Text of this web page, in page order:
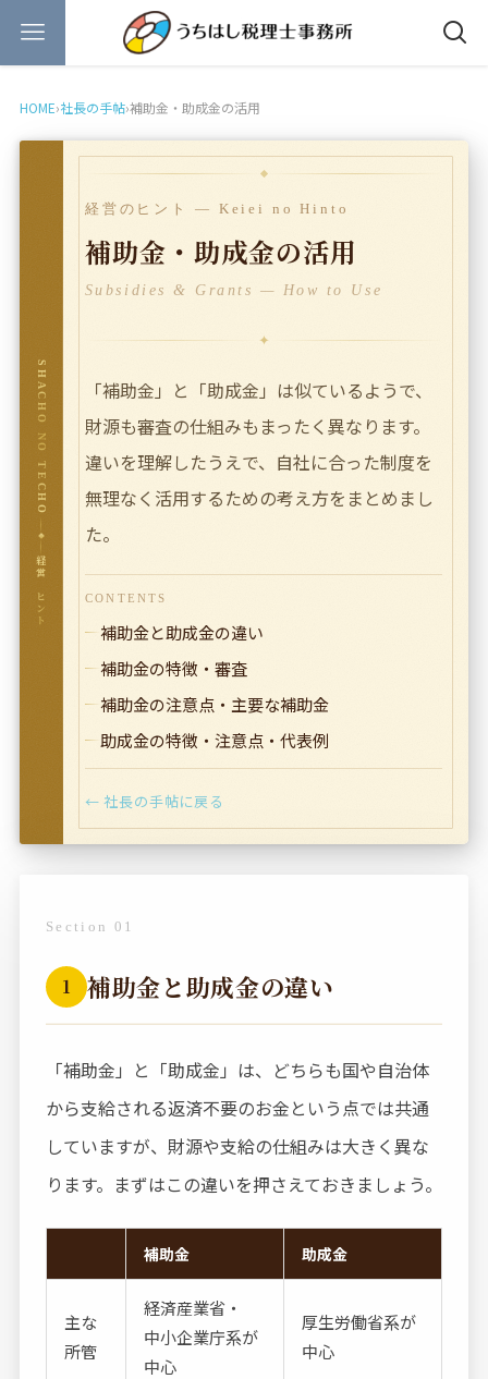
HOME›社長の手帖›補助金・助成金の活用
SHACHO NO TECHO
経営のヒント
経営のヒント — Keiei no Hinto
補助金・助成金の活用
Subsidies & Grants — How to Use
✦
「補助金」と「助成金」は似ているようで、
財源も審査の仕組みもまったく異なります。
違いを理解したうえで、自社に合った制度を
無理なく活用するための考え方をまとめまし
た。
CONTENTS
補助金と助成金の違い
補助金の特徴・審査
補助金の注意点・主要な補助金
助成金の特徴・注意点・代表例
← 社長の手帖に戻る
Section 01
1 補助金と助成金の違い
「補助金」と「助成金」は、どちらも国や自治体
から支給される返済不要のお金という点では共通
していますが、財源や支給の仕組みは大きく異な
ります。まずはこの違いを押さえておきましょう。
補助金 助成金
主な
所管
経済産業省・
中小企業庁系が
中心
厚生労働省系が
中心